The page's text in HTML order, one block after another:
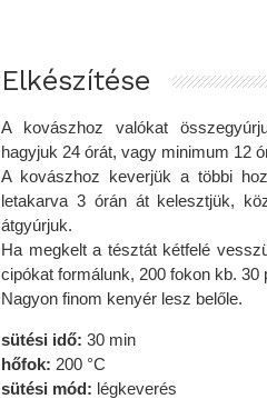
Elkészítése
A kovászhoz valókat
hagyjuk 24 órát, vagy minimum 12
A kovászhoz keverjük a többi
letakarva 3 órán át kelesztjük,
átgyúrjuk.
Ha megkelt a tésztát kétfelé
cipókat formálunk, 200 fokon kb. 30
Nagyon finom kenyér lesz belőle.
sütési idő: 30 min
hőfok: 200 °C
sütési mód: légkeverés